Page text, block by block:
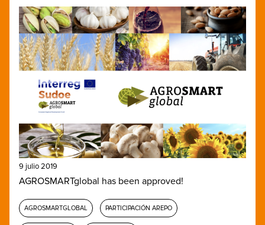
9 julio 2019
AGROSMARTglobal has been approved!
AGROSMARTGLOBAL PARTICIPACIÓN AREPO